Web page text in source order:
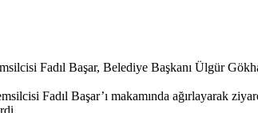
Fadıl Başar, Belediye Başkanı Ülgür
Fadıl Başar’ı makamında ağırlayarak